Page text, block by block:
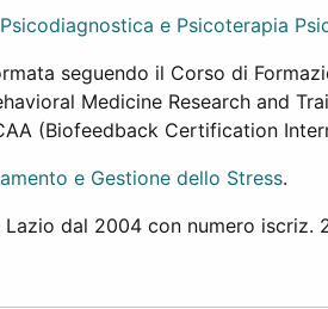
e Psicoterapia
seguendo il Corso di
Medicine Research and
(Biofeedback Certification
e Gestione dello Stress.
Lazio dal 2004 con numero iscriz.